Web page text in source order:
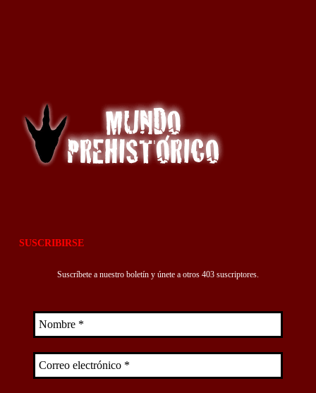
SUSCRIBIRSE
Suscríbete a nuestro boletín y únete a otros 403 suscriptores.